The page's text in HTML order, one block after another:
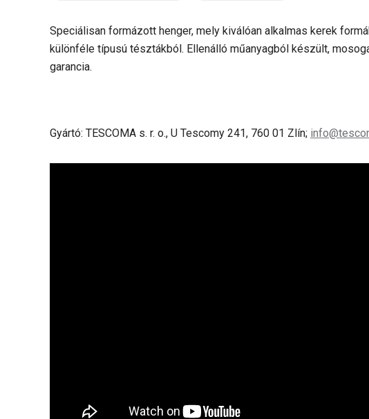
Speciálisan formázott henger, mely kiválóan alkalmas kerek
különféle típusú tésztákból. Ellenálló műanyagból készült,
garancia.
Gyártó: TESCOMA s. r. o., U Tescomy 241, 760 01 Zlín;